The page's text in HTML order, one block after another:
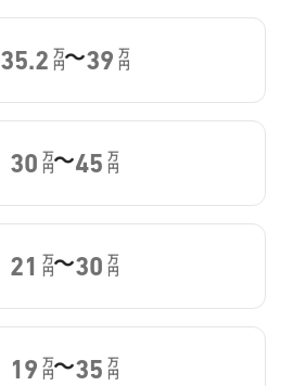
35.2 万
円～39 万
円
30 万
円～45 万
円
21 万
円～30 万
円
19 万
円～35 万
円